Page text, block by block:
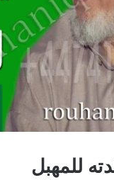
للمهبل